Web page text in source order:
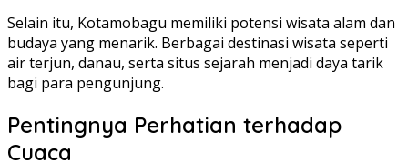
Selain itu, Kotamobagu memiliki potensi wisata alam dan
budaya yang menarik. Berbagai destinasi wisata seperti
air terjun, danau, serta situs sejarah menjadi daya tarik
bagi para pengunjung.
Pentingnya Perhatian terhadap
Cuaca